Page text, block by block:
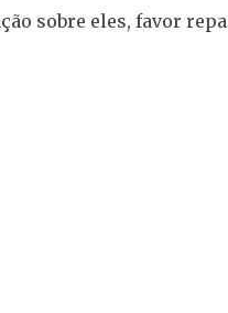
sobre eles, favor